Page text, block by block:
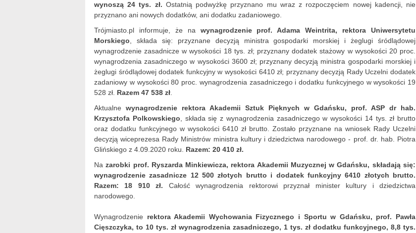
wynoszą 24 tys. zł. Ostatnią podwyżkę przyznano mu wraz z rozpoczęciem nowej kadencji, nie
przyznano ani nowych dodatków, ani dodatku zadaniowego.
Trójmiasto.pl informuje, że na wynagrodzenie prof. Adama Weintrita, rektora Uniwersytetu
Morskiego , składa się: przyznane decyzją ministra gospodarki morskiej i żeglugi śródlądowej
wynagrodzenie zasadnicze w wysokości 18 tys. zł; przyznany dodatek stażowy w wysokości 20 proc.
wynagrodzenia zasadniczego w wysokości 3600 zł; przyznany decyzją ministra gospodarki morskiej i
żeglugi śródlądowej dodatek funkcyjny w wysokości 6410 zł; przyznany decyzją Rady Uczelni dodatek
zadaniowy w wysokości 80 proc. wynagrodzenia zasadniczego i dodatku funkcyjnego w wysokości 19
528 zł. Razem 47 538 zł
Aktualne wynagrodzenie rektora Akademii Sztuk Pięknych w Gdańsku, prof. ASP dr hab.
Krzysztofa Polkowskiego , składa się z wynagrodzenia zasadniczego w wysokości 14 tys. zł brutto
oraz dodatku funkcyjnego w wysokości 6410 zł brutto. Zostało przyznane na wniosek Rady Uczelni
decyzją wiceprezesa Rady Ministrów ministra kultury i dziedzictwa narodowego - prof. dr. hab. Piotra
Glińskiego z 4.09.2020 roku. Razem: 20 410 zł.
Nazarobki prof. Ryszarda Minkiewicza, rektora Akademii Muzycznej w Gdańsku, składają się:
wynagrodzenie zasadnicze 12 500 złotych brutto i dodatek funkcyjny 6410 złotych brutto.
Razem: 18 910 zł. Całość wynagrodzenia rektorowi przyznał minister kultury i dziedzictwa
narodowego.
Wynagrodzenie rektora Akademii Wychowania Fizycznego i Sportu w Gdańsku, prof. Pawła
Cięszczyka, to 10 tys. zł wynagrodzenia zasadniczego, 1 tys. zł dodatku funkcyjnego, 8,8 tys.